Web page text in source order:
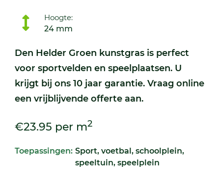
Hoogte:
24 mm
Den Helder Groen kunstgras is perfect
voor sportvelden en speelplaatsen. U
krijgt bij ons 10 jaar garantie. Vraag online
een vrijblijvende offerte aan.
€23.95 per m2
Toepassingen: Sport, voetbal, schoolplein,
speeltuin, speelplein